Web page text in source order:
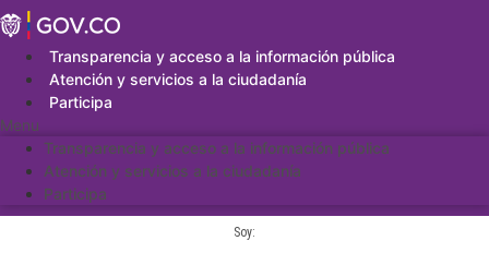
Saltar
al
contenidoTransparencia y acceso a la información pública
Atención y servicios a la ciudadanía
Participa
Menu
Transparencia y acceso a la información pública
Atención y servicios a la ciudadanía
Participa
Soy: